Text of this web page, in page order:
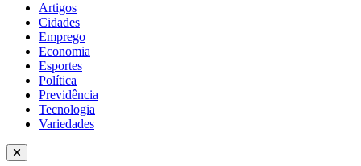
Artigos
Cidades
Emprego
Economia
Esportes
Política
Previdência
Tecnologia
Variedades